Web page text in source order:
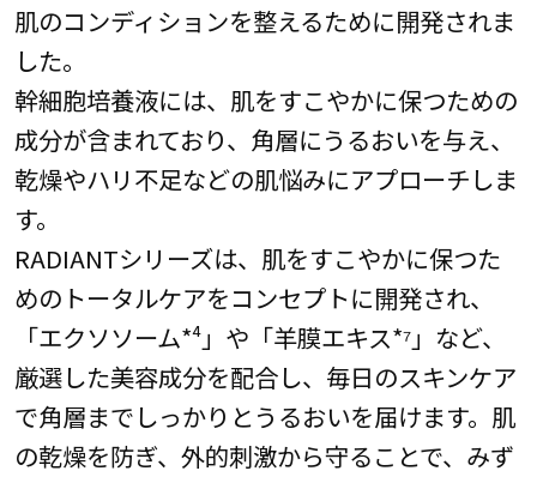
肌のコンディションを整えるために開発されま
した。
幹細胞培養液には、肌をすこやかに保つための
成分が含まれており、角層にうるおいを与え、
乾燥やハリ不足などの肌悩みにアプローチしま
す。
RADIANTシリーズは、肌をすこやかに保つた
めのトータルケアをコンセプトに開発され、
「エクソソーム*⁴」や「羊膜エキス*⁷」など、
厳選した美容成分を配合し、毎日のスキンケア
で角層までしっかりとうるおいを届けます。肌
の乾燥を防ぎ、外的刺激から守ることで、みず